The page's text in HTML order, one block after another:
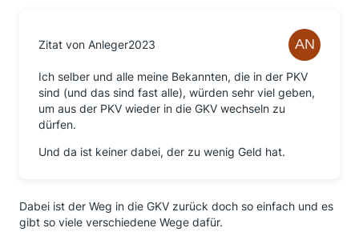
Zitat von Anleger2023
Ich selber und alle meine Bekannten, die in der PKV
sind (und das sind fast alle), würden sehr viel geben,
um aus der PKV wieder in die GKV wechseln zu
dürfen.
Und da ist keiner dabei, der zu wenig Geld hat.
Dabei ist der Weg in die GKV zurück doch so einfach und es
gibt so viele verschiedene Wege dafür.